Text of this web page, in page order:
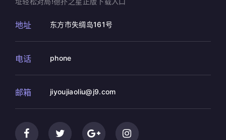
地址 东方市失绸岛161号
电话 phone
邮箱 jiyoujiaoliu@j9.com